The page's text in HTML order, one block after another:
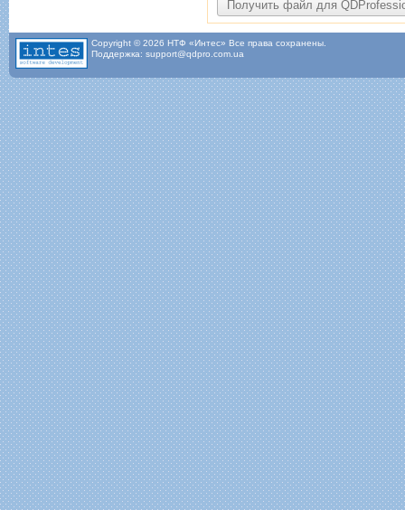
Copyright © 2026 НТФ «Интес» Все права сохранены.
Поддержка: support@qdpro.com.ua